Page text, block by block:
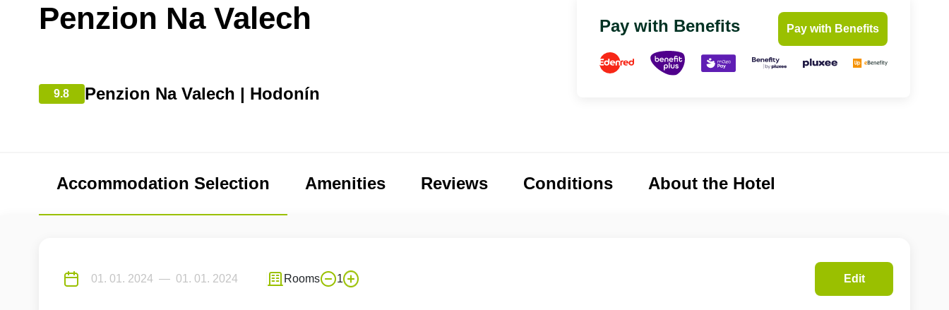
Penzion Na Valech
9.8 Penzion Na Valech | Hodonín
Pay with Benefits Pay with Benefits
Accommodation Selection Amenities Reviews Conditions About the Hotel
Rooms 1 Edit